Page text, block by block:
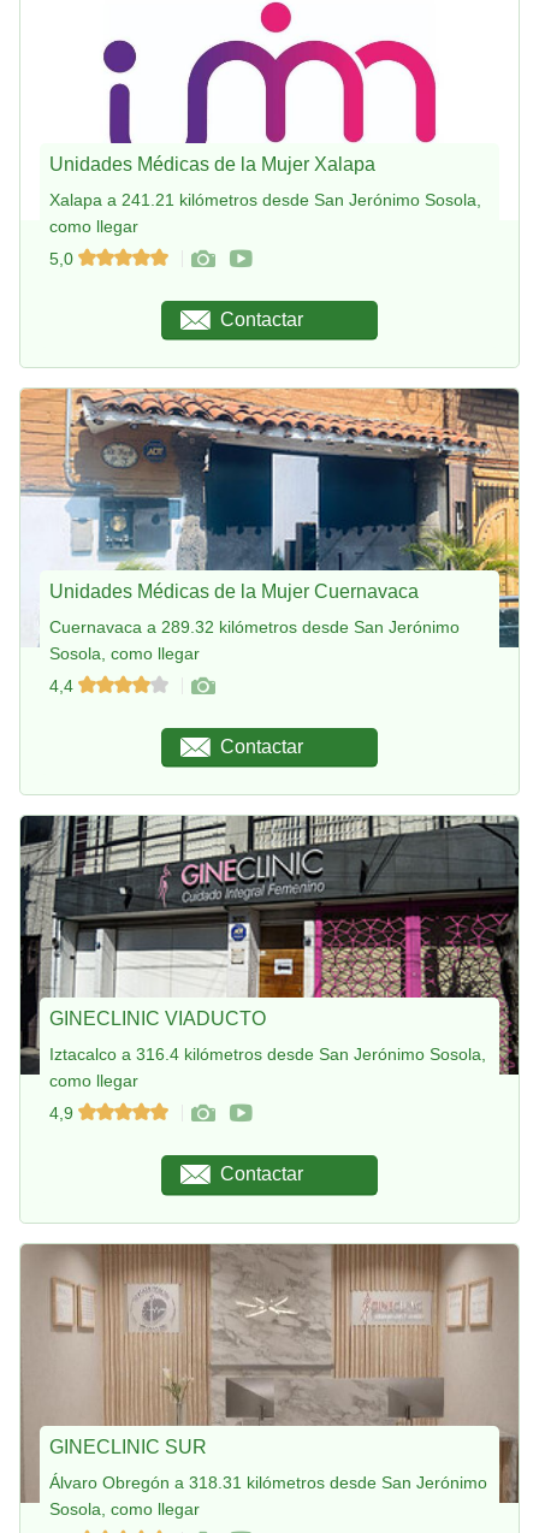
Unidades Médicas de la Mujer Xalapa
Xalapa a 241.21 kilómetros desde San Jerónimo Sosola,
como llegar
5,0
Contactar
Unidades Médicas de la Mujer Cuernavaca
Cuernavaca a 289.32 kilómetros desde San Jerónimo
Sosola, como llegar
4,4
Contactar
GINECLINIC VIADUCTO
Iztacalco a 316.4 kilómetros desde San Jerónimo Sosola,
como llegar
4,9
Contactar
GINECLINIC SUR
Álvaro Obregón a 318.31 kilómetros desde San Jerónimo
Sosola, como llegar